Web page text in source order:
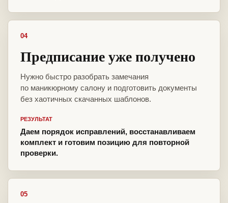
04
Предписание уже получено
Нужно быстро разобрать замечания
по маникюрному салону и подготовить документы
без хаотичных скачанных шаблонов.
РЕЗУЛЬТАТ
Даем порядок исправлений, восстанавливаем
комплект и готовим позицию для повторной
проверки.
05